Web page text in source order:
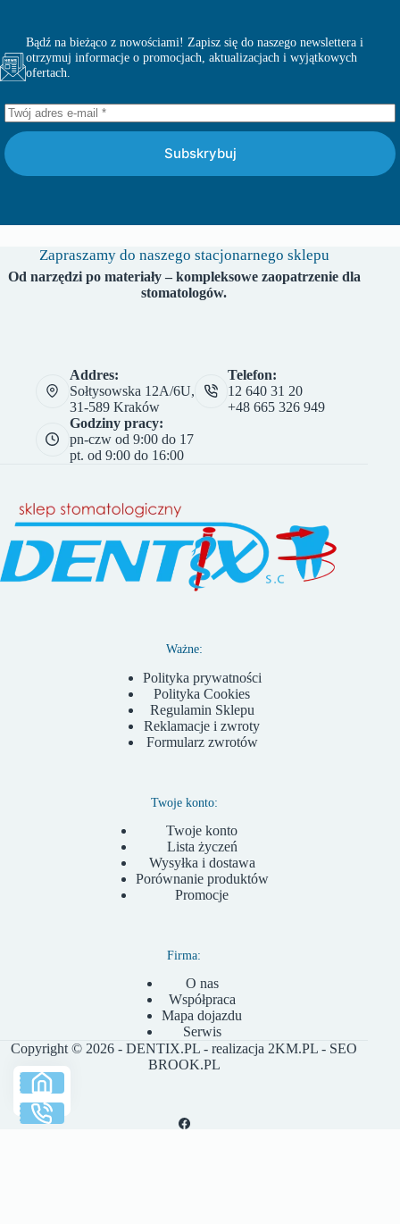
Bądź na bieżąco z nowościami! Zapisz się do naszego newslettera i
otrzymuj informacje o promocjach, aktualizacjach i wyjątkowych
ofertach.
Subskrybuj
Zapraszamy do naszego stacjonarnego sklepu
Od narzędzi po materiały – kompleksowe zaopatrzenie dla
stomatologów.
Addres:
Sołtysowska 12A/6U,
31-589 Kraków
Telefon:
12 640 31 20
+48 665 326 949
Godziny pracy:
pn-czw od 9:00 do 17
pt. od 9:00 do 16:00
Ważne:
Polityka prywatności
Polityka Cookies
Regulamin Sklepu
Reklamacje i zwroty
Formularz zwrotów
Twoje konto:
Twoje konto
Lista życzeń
Wysyłka i dostawa
Porównanie produktów
Promocje
Firma:
O nas
Współpraca
Mapa dojazdu
Serwis
Copyright © 2026 - DENTIX.PL - realizacja 2KM.PL - SEO
BROOK.PL